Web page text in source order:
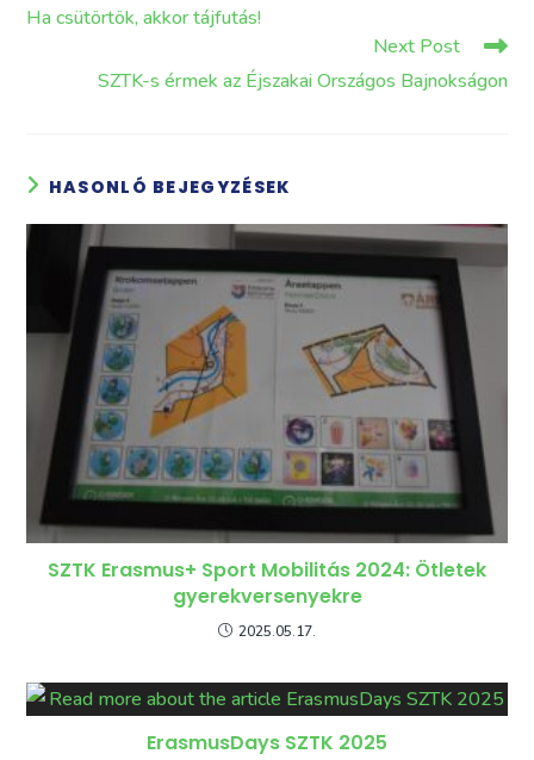
articles
Ha csütörtök, akkor tájfutás!
Next Post
SZTK-s érmek az Éjszakai Országos Bajnokságon
HASONLÓ BEJEGYZÉSEK
SZTK Erasmus+ Sport Mobilitás 2024: Ötletek
gyerekversenyekre
2025.05.17.
ErasmusDays SZTK 2025